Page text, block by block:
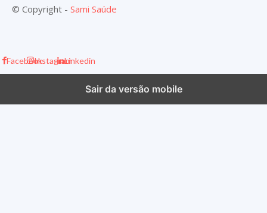
© Copyright - Sami Saúde
FacebookInstagramLinkedin
Sair da versão mobile